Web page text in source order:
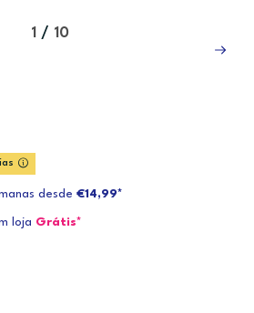
1 / 10
desde €14,99*
loja Grátis*